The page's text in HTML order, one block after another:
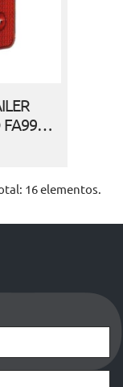
FA99…
16 elementos.